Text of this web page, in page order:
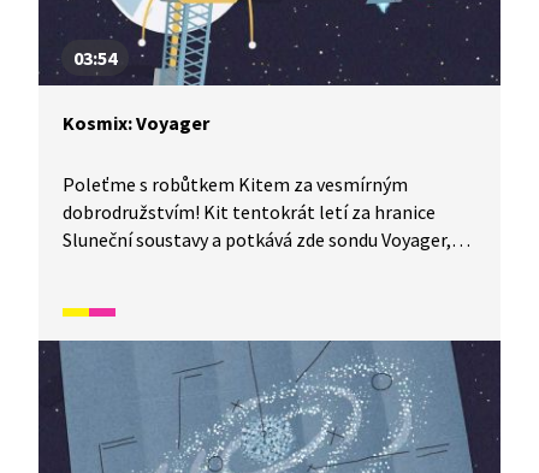
03:54
Kosmix: Voyager
Poleťme s robůtkem Kitem za vesmírným
dobrodružstvím! Kit tentokrát letí za hranice
Sluneční soustavy a potkává zde sondu Voyager,